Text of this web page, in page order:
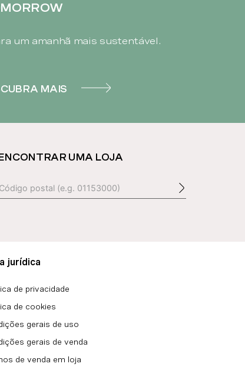
um amanhã mais sustentável.
MAIS
UMA LOJA
jurídica
de privacidade
de cookies
gerais de uso
gerais de venda
de venda em loja